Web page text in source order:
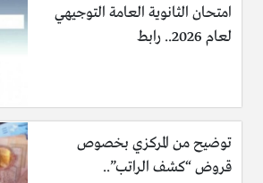
امتحان الثانوية العامة التوجيهي
لعام 2026.. رابط
توضيح من المركزي بخصوص
قروض “كشف الراتب”..